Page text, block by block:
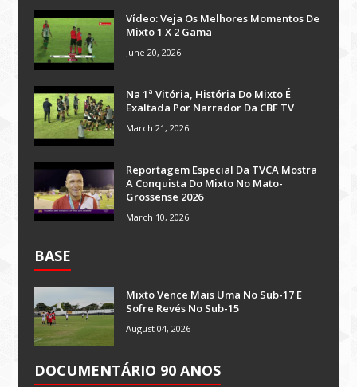
Vídeo: Veja Os Melhores Momentos De
Mixto 1 X 2 Gama
June 20, 2026
Na 1ª Vitória, História Do Mixto É
Exaltada Por Narrador Da CBF TV
March 21, 2026
Reportagem Especial Da TVCA Mostra
A Conquista Do Mixto No Mato-
Grossense 2026
March 10, 2026
BASE
Mixto Vence Mais Uma No Sub-17 E
Sofre Revés No Sub-15
August 04, 2026
DOCUMENTÁRIO 90 ANOS